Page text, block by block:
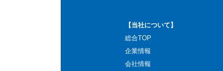
【当社について】
総合TOP
企業情報
会社情報